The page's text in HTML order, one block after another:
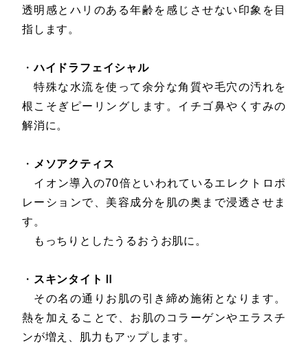
透明感とハリのある年齢を感じさせない印象を目
指します。
・ハイドラフェイシャル
特殊な水流を使って余分な角質や毛穴の汚れを
根こそぎピーリングします。イチゴ鼻やくすみの
解消に。
・ メソアクティス
イオン導入の70倍といわれているエレクトロポ
レーションで、美容成分を肌の奥まで浸透させま
す。
もっちりとしたうるおうお肌に。
・ スキンタイトⅡ
その名の通りお肌の引き締め施術となります。
熱を加えることで、お肌のコラーゲンやエラスチ
ンが増え、肌力もアップします。